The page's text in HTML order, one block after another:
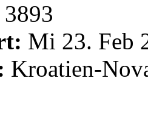
3893
Mi 23. Feb
Kroatien-